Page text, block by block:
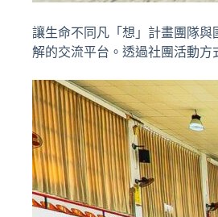
讓生命不同凡「想」計畫團隊
解的交流平台。透過社團活動方